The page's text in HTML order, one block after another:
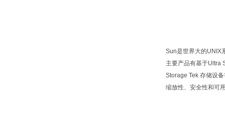
Sun是世界大的UNIX
主要产品有基于Ultra
Storage Tek 存储设
缩放性、安全性和可